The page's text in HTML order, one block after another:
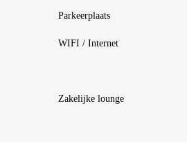
Parkeerplaats
WIFI / Internet
Zakelijke lounge